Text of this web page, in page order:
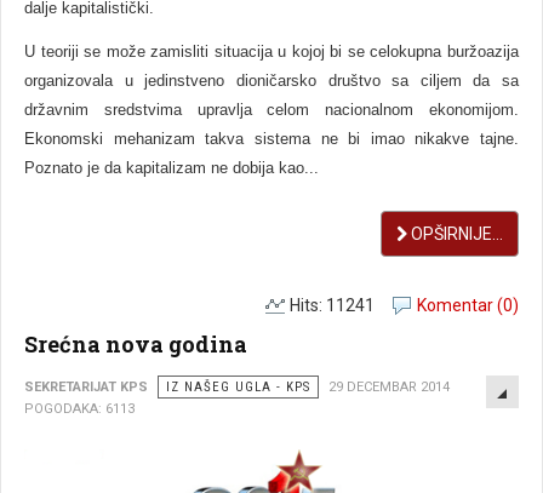
dalje kapitalistički.
U teoriji se može zamisliti situacija u kojoj bi se celokupna buržoazija
organizovala u jedinstveno dioničarsko društvo sa ciljem da sa
državnim sredstvima upravlja celom nacionalnom ekonomijom.
Ekonomski mehanizam takva sistema ne bi imao nikakve tajne.
Poznato je da kapitalizam ne dobija kao...
OPŠIRNIJE...
Komentar (0)
Hits: 11241
Srećna nova godina
SEKRETARIJAT KPS IZ NAŠEG UGLA - KPS
29 DECEMBAR 2014
POGODAKA: 6113